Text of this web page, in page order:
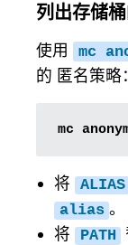
列出存储
使用 mc
的 匿名策略：
mc
将 ALIAS
alias 。
将
PATH